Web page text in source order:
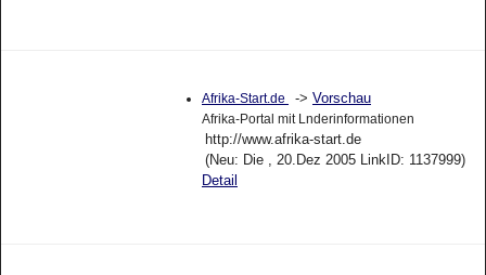
Afrika-Start.de -> Vorschau
Afrika-Portal mit Lnderinformationen
http://www.afrika-start.de
(Neu: Die , 20.Dez 2005 LinkID: 1137999)
Detail